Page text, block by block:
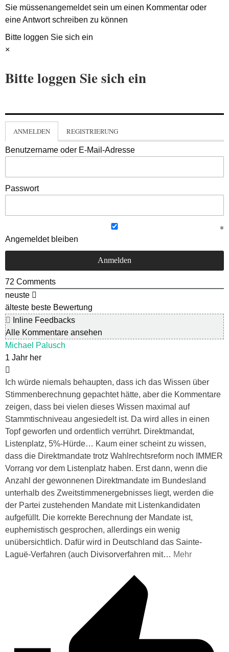
Sie müssenangemeldetsein um einen Kommentar oder
eine Antwort schreiben zu können
Bitte loggen Sie sich ein
×
Bitte loggen Sie sich ein
ANMELDEN REGISTRIERUNG
Benutzername oder E-Mail-Adresse
Passwort
Angemeldet bleiben
72 Comments
neuste
älteste beste Bewertung
Inline Feedbacks
Alle Kommentare ansehen
Michael Palusch
1 Jahr her
Ich würde niemals behaupten, dass ich das Wissen über
Stimmenberechnung gepachtet hätte, aber die Kommentare
zeigen, dass bei vielen dieses Wissen maximal auf
Stammtischniveau angesiedelt ist. Da wird alles in einen
Topf geworfen und ordentlich verrührt. Direktmandat,
Listenplatz, 5%-Hürde… Kaum einer scheint zu wissen,
dass die Direktmandate trotz Wahlrechtsreform noch IMMER
Vorrang vor dem Listenplatz haben. Erst dann, wenn die
Anzahl der gewonnenen Direktmandate im Bundesland
unterhalb des Zweitstimmenergebnisses liegt, werden die
der Partei zustehenden Mandate mit Listenkandidaten
aufgefüllt. Die korrekte Berechnung der Mandate ist,
euphemistisch gesprochen, allerdings ein wenig
unübersichtlich. Dafür wird in Deutschland das Sainte-
Laguë-Verfahren (auch Divisorverfahren mit… Mehr